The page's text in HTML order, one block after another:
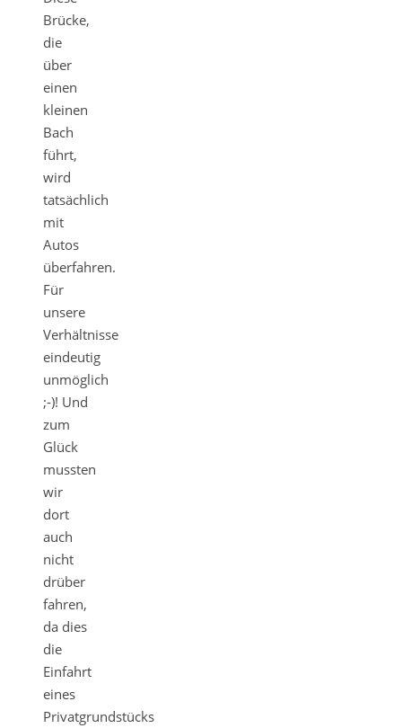
Brücke,
die
über
einen
kleinen
Bach
führt,
wird
tatsächlich
mit
Autos
überfahren.
Für
unsere
Verhältnisse
eindeutig
unmöglich
;-)! Und
zum
Glück
mussten
wir
dort
auch
nicht
drüber
fahren,
da dies
die
Einfahrt
eines
Privatgrundstücks